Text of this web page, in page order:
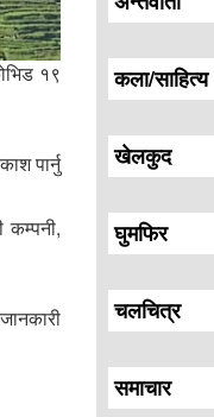
१९
पार्नु
कम्पनी,
कला/साहित्य
खेलकुद
घुमफिर
चलचित्र
समाचार